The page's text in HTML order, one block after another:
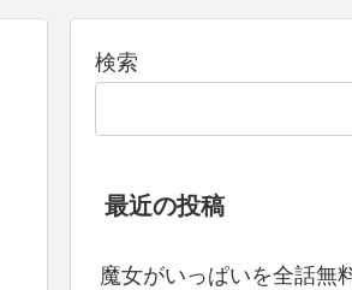
検索
最近の投稿
魔女がいっぱいを全話無